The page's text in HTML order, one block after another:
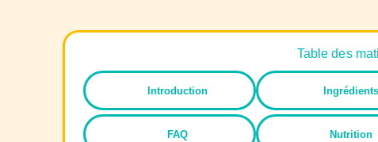
Table des
Introduction Ingrédients
FAQ Nutrition